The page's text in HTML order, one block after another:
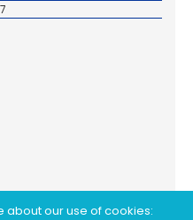
about our use of cookies: